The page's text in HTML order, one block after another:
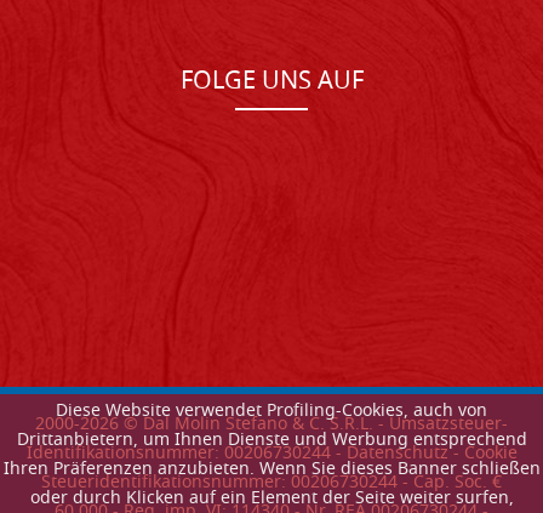
Diese Website verwendet Profiling-Cookies, auch von
Drittanbietern, um Ihnen Dienste und Werbung entsprechend
Ihren Präferenzen anzubieten. Wenn Sie dieses Banner schließen
oder durch Klicken auf ein Element der Seite weiter surfen,
FOLGE UNS AUF
2000-2026© Dal Molin Stefano & C. S.R.L. - Umsatzsteuer-
Identifikationsnummer: 00206730244 -Datenschutz-Cookie
Steueridentifikationsnummer: 00206730244 - Cap. Soc. €